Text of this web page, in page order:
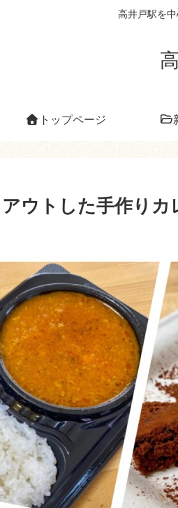
高井戸駅を
トップページ
ウトした手作りカ